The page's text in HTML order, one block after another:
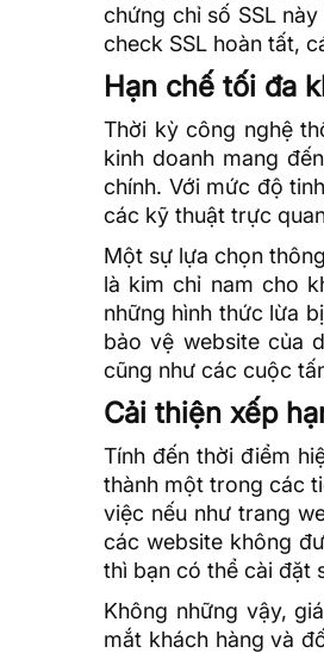
chứng chỉ số SSL
check SSL hoàn tất,
Hạn chế tối đa
Thời kỳ công nghệ
kinh doanh mang
chính. Với mức độ
các kỹ thuật trực
Một sự lựa chọn
là kim chỉ nam cho
những hình thức lừa
bảo vệ website của
cũng như các cuộc
Cải thiện xếp
Tính đến thời điểm
thành một trong các
việc nếu như trang
các website không
thì bạn có thể cài đặt
Không những vậy,
mắt khách hàng và